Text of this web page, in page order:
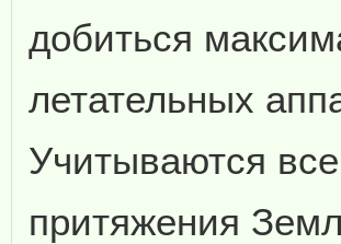
добиться
летательных
Учитываются
притяжения